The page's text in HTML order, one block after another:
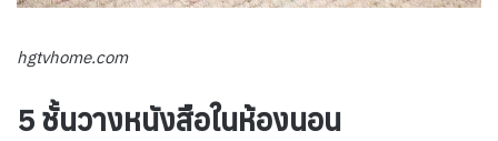
hgtvhome.com
5 ชั้นวางหนังสือในห้องนอน